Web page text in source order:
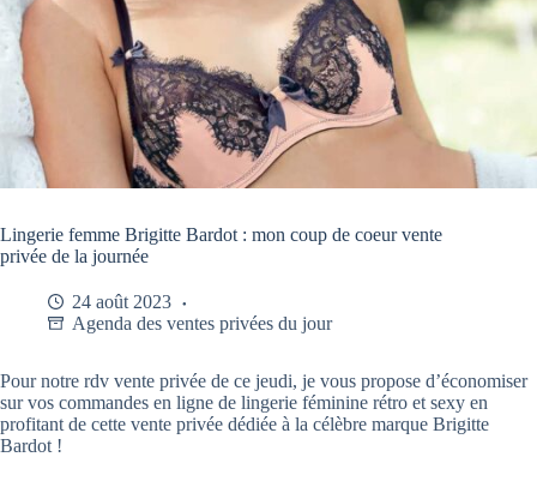
Lingerie femme Brigitte Bardot : mon coup de coeur vente
privée de la journée
24 août 2023
Agenda des ventes privées du jour
Pour notre rdv vente privée de ce jeudi, je vous propose d’économiser
sur vos commandes en ligne de lingerie féminine rétro et sexy en
profitant de cette vente privée dédiée à la célèbre marque Brigitte
Bardot !